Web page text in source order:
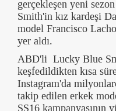
gerçekleşen yeni
Smith'in kız kardeşi
model Francisco
yer aldı.
ABD'li Lucky Blue
keşfedildikten kısa
Instagram'da
takip edilen erkek
SS16 kampanyasının